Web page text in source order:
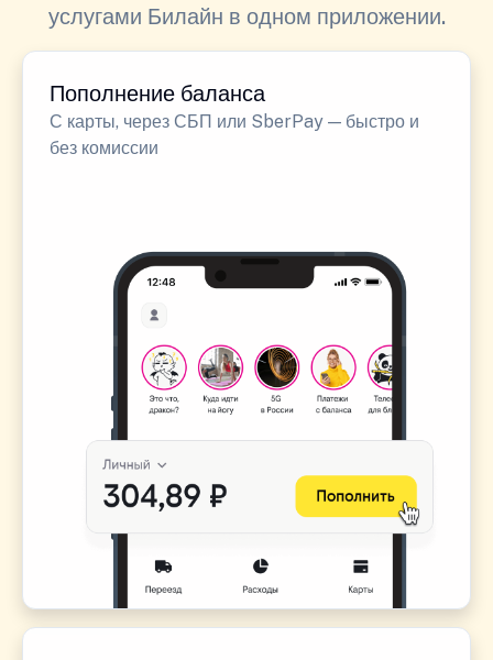
услугами Билайн в одном приложении.
Пополнение баланса
С карты, через СБП или SberPay — быстро и
без комиссии